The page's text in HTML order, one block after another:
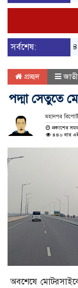
সর্বশেষ:
১৪ হাজার ৩৮৪
প্রচ্ছদ
পদ্মা সেতুতে
মহানগর
প্রকাশের
৪৪০ বার এই
অবশেষে